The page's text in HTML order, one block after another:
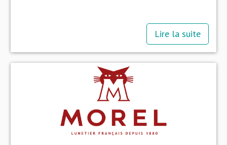
Lire la suite